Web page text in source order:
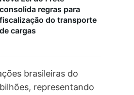
consolida regras para
fiscalização do transporte
de cargas
brasileiras do
representando